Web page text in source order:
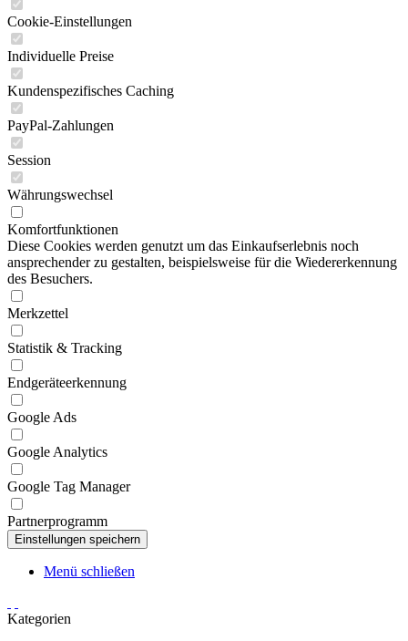
Cookie-Einstellungen
Individuelle Preise
Kundenspezifisches Caching
PayPal-Zahlungen
Session
Währungswechsel
Komfortfunktionen
Diese Cookies werden genutzt um das Einkaufserlebnis noch
ansprechender zu gestalten, beispielsweise für die Wiedererkennung
des Besuchers.
Merkzettel
Statistik & Tracking
Endgeräteerkennung
Google Ads
Google Analytics
Google Tag Manager
Partnerprogramm
Menü schließen
Kategorien